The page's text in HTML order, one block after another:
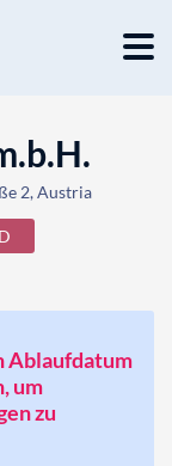
2, Austria
Ablaufdatum
um
zu